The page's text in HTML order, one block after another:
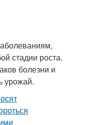
стадии роста.
болезни и
урожай.